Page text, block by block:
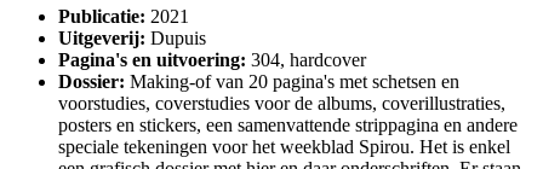
Publicatie: 2021
Uitgeverij: Dupuis
Pagina's en uitvoering: 304, hardcover
Dossier: Making-of van 20 pagina's met schetsen en
voorstudies, coverstudies voor de albums, coverillustraties,
posters en stickers, een samenvattende strippagina en andere
speciale tekeningen voor het weekblad Spirou. Het is enkel